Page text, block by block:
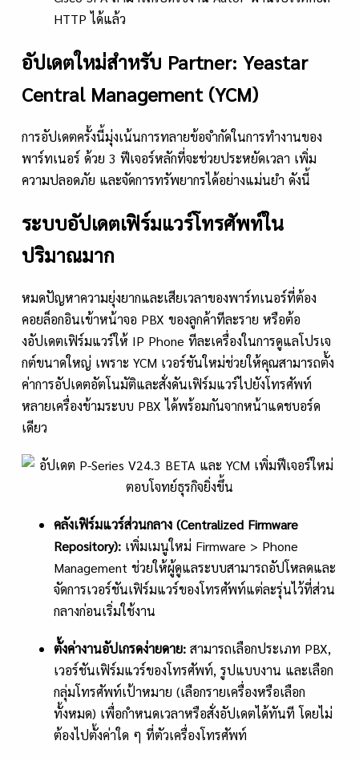
HTTP ได้แล้ว
อัปเดตใหม่สำหรับ Partner: Yeastar
Central Management (YCM)
การอัปเดตครั้งนี้มุ่งเน้นการทลายข้อจำกัดในการทำงานของ
พาร์ทเนอร์ ด้วย 3 ฟีเจอร์หลักที่จะช่วยประหยัดเวลา เพิ่ม
ความปลอดภัย และจัดการทรัพยากรได้อย่างแม่นยำ ดังนี้
ระบบอัปเดตเฟิร์มแวร์โทรศัพท์ใน
ปริมาณมาก
หมดปัญหาความยุ่งยากและเสียเวลาของพาร์ทเนอร์ที่ต้อง
คอยล็อกอินเข้าหน้าจอ PBX ของลูกค้าทีละราย หรือต้อ
งอัปเดตเฟิร์มแวร์ให้ IP Phone ทีละเครื่องในการดูแลโปรเจ
กต์ขนาดใหญ่ เพราะ YCM เวอร์ชันใหม่ช่วยให้คุณสามารถตั้ง
ค่าการอัปเดตอัตโนมัติและสั่งดันเฟิร์มแวร์ไปยังโทรศัพท์
หลายเครื่องข้ามระบบ PBX ได้พร้อมกันจากหน้าแดชบอร์ด
เดียว
คลังเฟิร์มแวร์ส่วนกลาง (Centralized Firmware
Repository): เพิ่มเมนูใหม่ Firmware > Phone
Management ช่วยให้ผู้ดูแลระบบสามารถอัปโหลดและ
จัดการเวอร์ชันเฟิร์มแวร์ของโทรศัพท์แต่ละรุ่นไว้ที่ส่วน
กลางก่อนเริ่มใช้งาน
ตั้งค่างานอัปเกรดง่ายดาย: สามารถเลือกประเภท PBX,
เวอร์ชันเฟิร์มแวร์ของโทรศัพท์, รูปแบบงาน และเลือก
กลุ่มโทรศัพท์เป้าหมาย (เลือกรายเครื่องหรือเลือก
ทั้งหมด) เพื่อกำหนดเวลาหรือสั่งอัปเดตได้ทันที โดยไม่
ต้องไปตั้งค่าใด ๆ ที่ตัวเครื่องโทรศัพท์